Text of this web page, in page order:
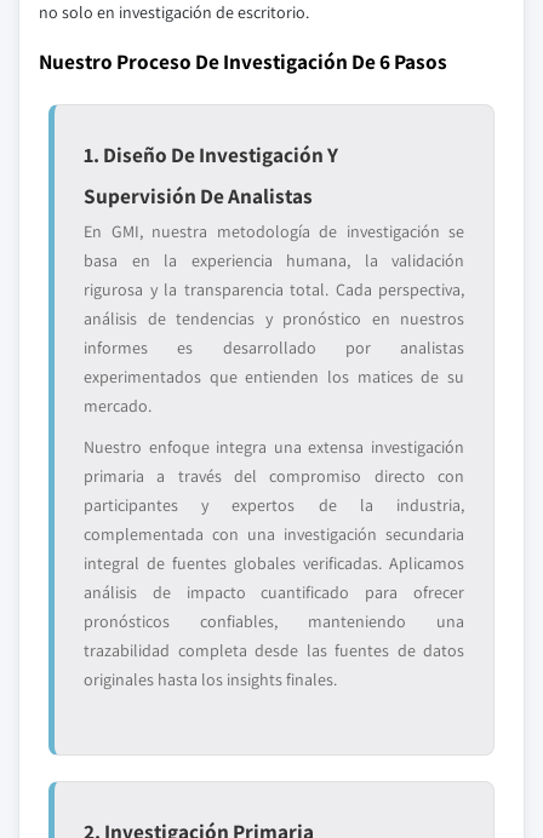
no solo en investigación de escritorio.
Nuestro Proceso De Investigación De 6 Pasos
1. Diseño De Investigación Y
Supervisión De Analistas
En GMI, nuestra metodología de investigación se
basa en la experiencia humana, la validación
rigurosa y la transparencia total. Cada perspectiva,
análisis de tendencias y pronóstico en nuestros
informes es desarrollado por analistas
experimentados que entienden los matices de su
mercado.
Nuestro enfoque integra una extensa investigación
primaria a través del compromiso directo con
participantes y expertos de la industria,
complementada con una investigación secundaria
integral de fuentes globales verificadas. Aplicamos
análisis de impacto cuantificado para ofrecer
pronósticos confiables, manteniendo una
trazabilidad completa desde las fuentes de datos
originales hasta los insights finales.
2. Investigación Primaria